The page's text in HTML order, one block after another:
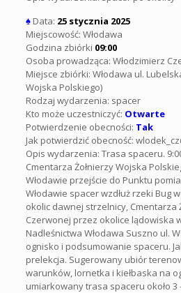
♠Data: 25 stycznia 2025
Miejscowość: Włodawa
Godzina zbiórki 09:00
Osoba prowadząca: Włodzimierz
Miejsce zbiórki: Włodawa ul.
Wojska Polskiego)
Rodzaj wydarzenia: spacer
Kto może uczestniczyć: Otwarte
Potwierdzenie obecności: Tak
Jak potwierdzić obecność:
Opis wydarzenia: Trasa spaceru.
Cmentarza Żołnierzy Wojska
Włodawie przejście do Punktu
Włodawie spacer wzdłuż rzeki Bug
okolic dawnej strzelnicy, Cmentarza
Czerwonej przez okolice lądowiska
Nadleśnictwa Włodawa Suszno ul.
ognisko i podsumowanie spaceru.
prelekcja. Sugerowany ubiór
warunków, lornetka i kiełbaska na
umiarkowany trasa spaceru około 3